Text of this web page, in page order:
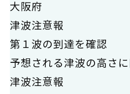
大阪府
津波注意報
第１波の到達を確認
予想される津波の高さ
津波注意報